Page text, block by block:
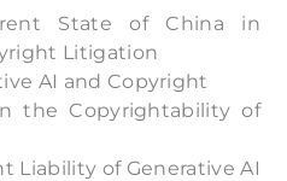
State of China in
Litigation
AI and Copyright
the Copyrightability of
Liability of Generative AI